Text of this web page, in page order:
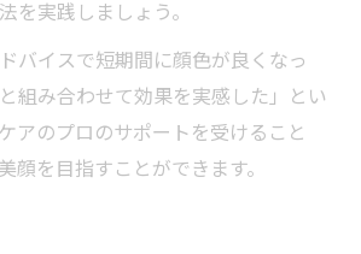
を実践しましょう。
バイスで短期間に顔色が良くなっ
組み合わせて効果を実感した」とい
アのプロのサポートを受けること
顔を目指すことができます。